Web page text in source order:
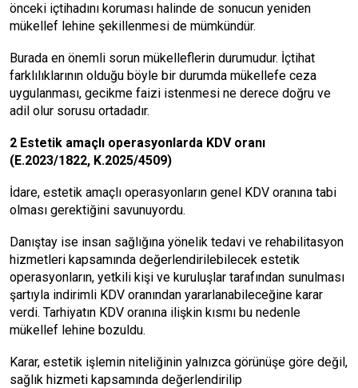
önceki içtihadını koruması halinde de sonucun yeniden
mükellef lehine şekillenmesi de mümkündür.
Burada en önemli sorun mükellef­lerin durumudur. İçtihat
farklılıkla­rının olduğu böyle bir durumda mü­kellefe ceza
uygulanması, gecikme faizi istenmesi ne derece doğru ve
adil olur sorusu ortadadır.
2 Estetik amaçlı operasyonlar­da KDV oranı
(E.2023/1822, K.2025/4509)
İdare, estetik amaçlı operasyon­ların genel KDV oranına tabi
olması gerektiğini savunuyordu.
Danıştay ise insan sağlığına yö­nelik tedavi ve rehabilitasyon
hiz­metleri kapsamında değerlendiri­lebilecek estetik
operasyonların, yetkili kişi ve kuruluşlar tarafından sunulması
şartıyla indirimli KDV oranından yararlanabileceğine ka­rar
verdi. Tarhiyatın KDV oranına ilişkin kısmı bu nedenle
mükellef lehine bozuldu.
Karar, estetik işlemin niteliğinin yalnızca görünüşe göre değil,
sağlık hizmeti kapsamında değerlendiri­lip